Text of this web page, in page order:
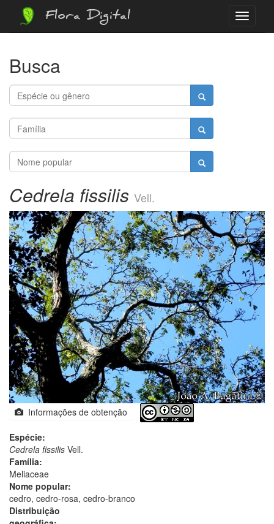
Menu
Flora Digital
Busca
Cedrela fissilis Vell.
Informações de obtenção
Espécie:
Cedrela fissilis Vell.
Família:
Meliaceae
Nome popular:
cedro, cedro-rosa, cedro-branco
Distribuição